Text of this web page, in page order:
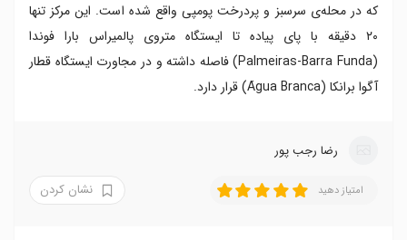
که در محله‌ی سرسبز و پردرخت پومپی واقع شده است. این مرکز تنها
۲۰ دقیقه با پای پیاده تا ایستگاه متروی پالمیراس بارا فوندا
(Palmeiras-Barra Funda) فاصله داشته و در مجاورت ایستگاه قطار
آگوا برانکا (Água Branca) قرار دارد.
رضا‍ رجب پور
امتیاز دهید نشان کردن